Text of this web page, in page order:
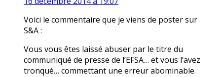
Voici le commentaire que je viens de poster sur
S&A :
Vous vous êtes laissé abuser par le titre du
communiqué de presse de l’EFSA… et vous l’avez
tronqué… commettant une erreur abominable.